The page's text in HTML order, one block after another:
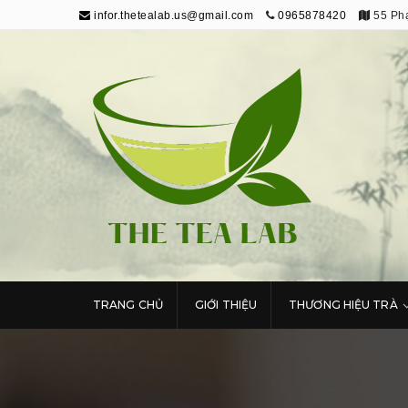
infor.thetealab.us@gmail.com 0965878420 55
The Tea Lab
Trang Thông Tin Về Trà
TRANG CHỦ GIỚI THIỆU THƯƠNG HIỆU TRÀ